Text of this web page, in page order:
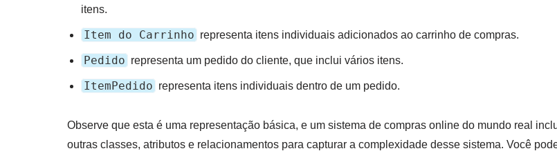
itens.
Item do Carrinho representa itens individuais adicionados ao carrinho de compras.
Pedido representa um pedido do cliente, que inclui vários itens.
ItemPedido representa itens individuais dentro de um pedido.
Observe que esta é uma representação básica, e um sistema de compras online do mundo real
outras classes, atributos e relacionamentos para capturar a complexidade desse sistema. Você